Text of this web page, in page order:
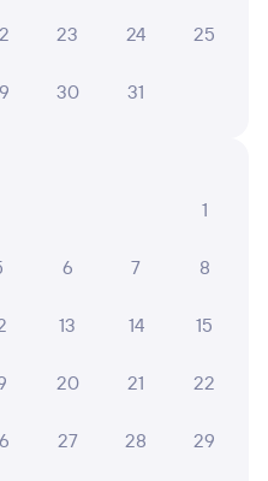
билетов
в Чапаевск
23 24 25
30 31
1
6 7 8
13 14 15
20 21 22
27 28 29